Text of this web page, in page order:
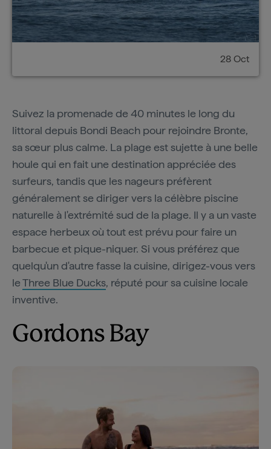
28 Oct
Suivez la promenade de 40 minutes le long du
littoral depuis Bondi Beach pour rejoindre Bronte,
sa sœur plus calme. La plage est sujette à une belle
houle qui en fait une destination appréciée des
surfeurs, tandis que les nageurs préfèrent
généralement se diriger vers la célèbre piscine
naturelle à l'extrémité sud de la plage. Il y a un vaste
espace herbeux où tout est prévu pour faire un
barbecue et pique-niquer. Si vous préférez que
quelqu'un d'autre fasse la cuisine, dirigez-vous vers
leThree Blue Ducks, réputé pour sa cuisine locale
inventive.
Gordons Bay